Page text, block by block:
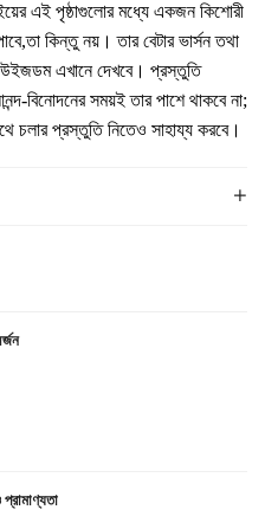
এই পৃষ্ঠাগুলোর মধ্যে একজন কিশোরী
কিন্তু নয়। তার বেটার ভার্সন তথা
এখানে দেখবে। প্রস্তুতি
বিনোদনের সময়ই তার পাশে থাকবে না;
চলার প্রস্তুতি নিতেও সাহায্য করবে।